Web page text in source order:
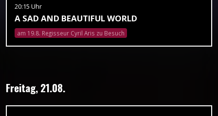
20:15 Uhr
A SAD AND BEAUTIFUL WORLD
am 19.8. Regisseur Cyril Aris zu Besuch
Freitag, 21.08.